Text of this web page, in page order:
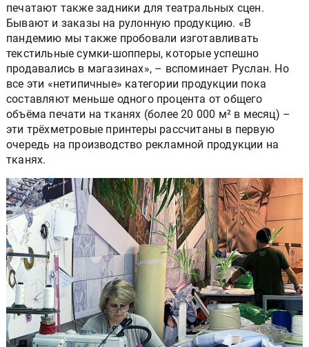
печатают также задники для театральных сцен.
Бывают и заказы на рулонную продукцию. «В
пандемию мы также пробовали изготавливать
текстильные сумки-шопперы, которые успешно
продавались в магазинах», – вспоминает Руслан. Но
все эти «нетипичные» категории продукции пока
составляют меньше одного процента от общего
объёма печати на тканях (более 20 000 м² в месяц) –
эти трёхметровые принтеры рассчитаны в первую
очередь на производство рекламной продукции на
тканях.